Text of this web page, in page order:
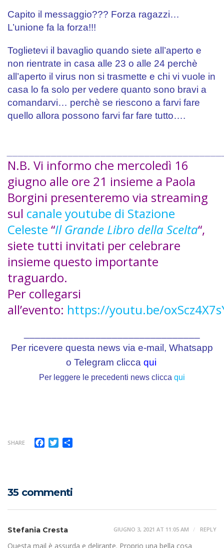
Capito il messaggio??? Forza ragazzi…
L’unione fa la forza!!!
Toglietevi il bavaglio quando siete all’aperto e
non rientrate in casa alle 23 o alle 24 perchè
all’aperto il virus non si trasmette e chi vi vuole in
casa lo fa solo per vedere quanto sono bravi a
comandarvi… perchè se riescono a farvi fare
quello allora possono farvi far fare tutto….
N.B. Vi informo che mercoledì 16
giugno alle ore 21 insieme a Paola
Borgini presenteremo via streaming
sul canale youtube di Stazione
Celeste “Il Grande Libro della Scelta“,
siete tutti invitati per celebrare
insieme questo importante
traguardo.
Per collegarsi
all’evento: https://youtu.be/
Per ricevere questa news via e-mail, Whatsapp
o Telegram clicca qui
Per leggere le precedenti news clicca qui
SHARE Facebook
Twitter
35 commenti
Stefania Cresta GIUGNO 3, 2021 AT 11:05 AM REPLY
Questa mail è assurda e delirante. Proprio una bella cosa